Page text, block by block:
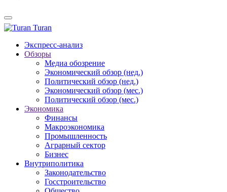
Turan
Экспресс-анализ
Обзоры
Медиа обозрение
Экономический обзор (нед.)
Политический обзор (нед.)
Экономический обзор (мес.)
Политический обзор (мес.)
Экономика
Финансы
Макроэкономика
Промышленность
Аграрный сектор
Бизнес
Внутриполитика
Законодательство
Госстроительство